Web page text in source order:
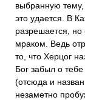
выбранную тему,
это удается. В
разрешается, но
мраком. Ведь
то, что Херцог
Бог забыл о
(отсюда и
незаметно